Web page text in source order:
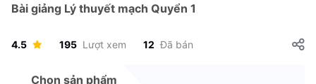
Bài giảng Lý thuyết mạch Quyển 1
4.5 195 Lượt xem 12 Đã bán
Chọn sản phẩm